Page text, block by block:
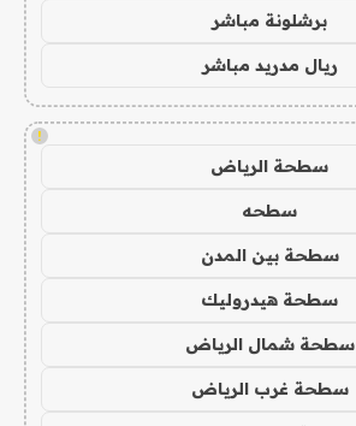
برشلونة مباشر
ريال مدريد مباشر
!
سطحة الرياض
سطحه
سطحة بين المدن
سطحة هيدروليك
سطحة شمال الرياض
سطحة غرب الرياض